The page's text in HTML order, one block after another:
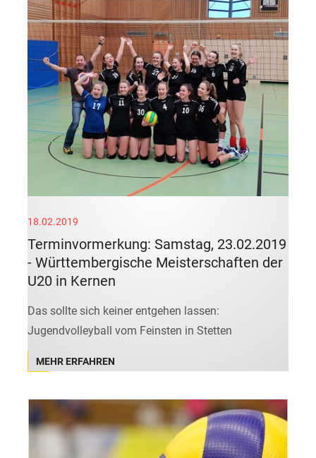
18.02.2019
Terminvormerkung: Samstag, 23.02.2019
- Württembergische Meisterschaften der
U20 in Kernen
Das sollte sich keiner entgehen lassen:
Jugendvolleyball vom Feinsten in Stetten
MEHR ERFAHREN